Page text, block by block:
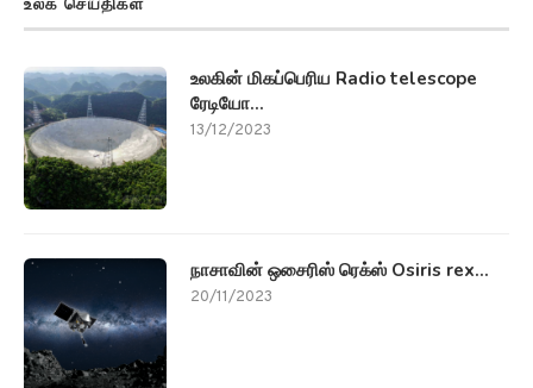
நாசாவின் ஒசைரிஸ் ரெக்ஸ் Osiris rex...
20/11/2023
அலபாமா விண்வெளி அருங்காட்சியகத்தில்
வரலாற்று Nasa...
14/11/2023